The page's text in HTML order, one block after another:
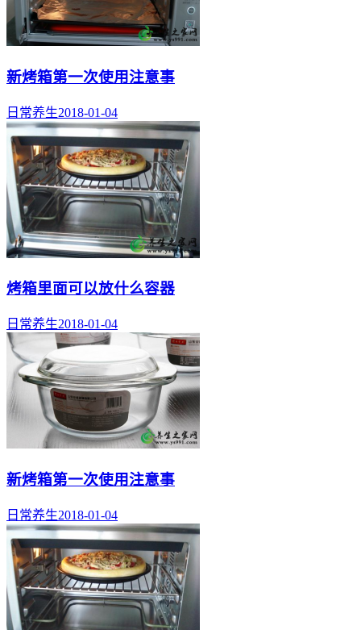
新烤箱第一次使用注意事
日常养生2018-01-04
烤箱里面可以放什么容器
日常养生2018-01-04
新烤箱第一次使用注意事
日常养生2018-01-04